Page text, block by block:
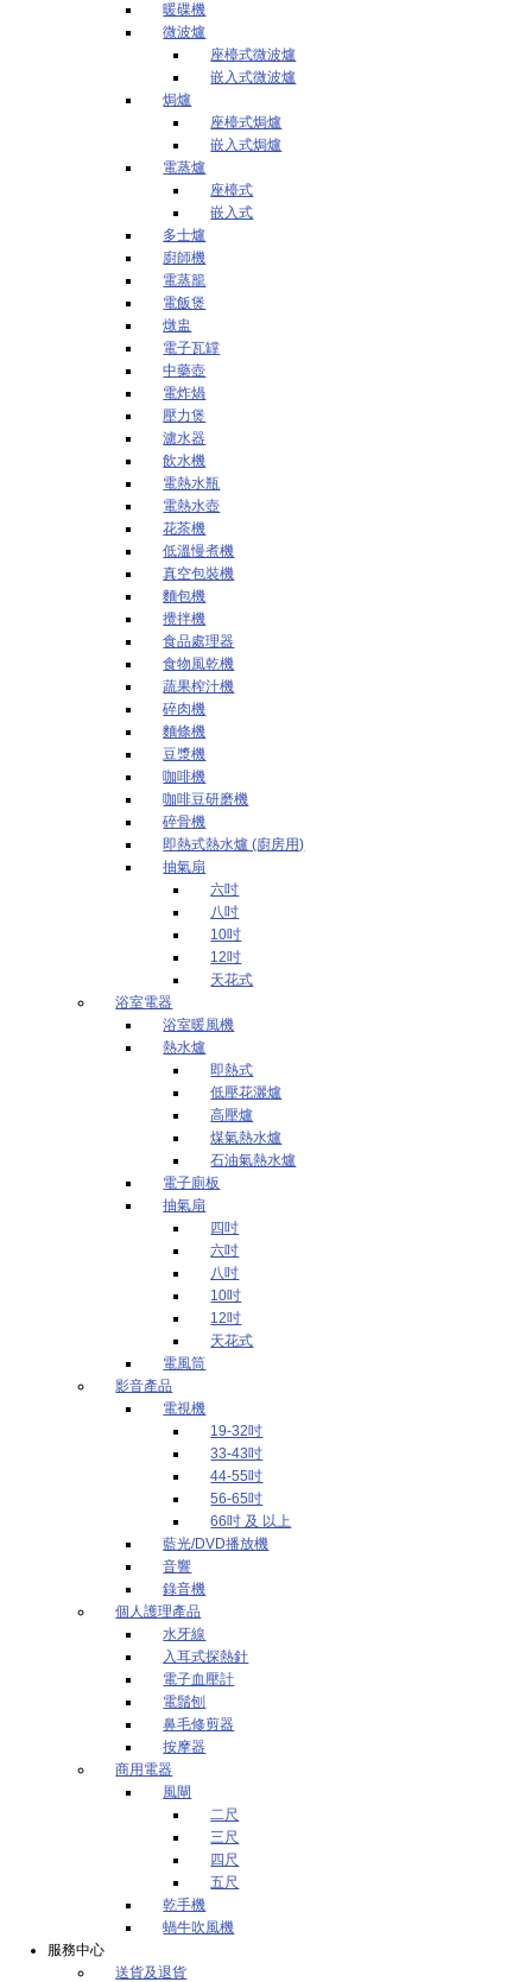
暖碟機
微波爐
座檯式微波爐
嵌入式微波爐
焗爐
座檯式焗爐
嵌入式焗爐
電蒸爐
座檯式
嵌入式
多士爐
廚師機
電蒸籠
電飯煲
燉盅
電子瓦罉
中藥壺
電炸煱
壓力煲
濾水器
飲水機
電熱水瓶
電熱水壺
花茶機
低溫慢煮機
真空包裝機
麵包機
攪拌機
食品處理器
食物風乾機
蔬果榨汁機
碎肉機
麵條機
豆漿機
咖啡機
咖啡豆研磨機
碎骨機
即熱式熱水爐 (廚房用)
抽氣扇
六吋
八吋
10吋
12吋
天花式
浴室電器
浴室暖風機
熱水爐
即熱式
低壓花灑爐
高壓爐
煤氣熱水爐
石油氣熱水爐
電子廁板
抽氣扇
四吋
六吋
八吋
10吋
12吋
天花式
電風筒
影音產品
電視機
19-32吋
33-43吋
44-55吋
56-65吋
66吋 及 以上
藍光/DVD播放機
音響
錄音機
個人護理產品
水牙線
入耳式探熱針
電子血壓計
電鬚刨
鼻毛修剪器
按摩器
商用電器
風閘
二尺
三尺
四尺
五尺
乾手機
蝸牛吹風機
服務中心
送貨及退貨